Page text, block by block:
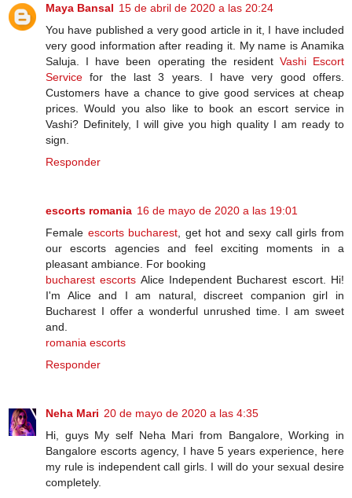
Maya Bansal 15 de abril de 2020 a las 20:24
You have published a very good article in it, I have included
very good information after reading it. My name is Anamika
Saluja. I have been operating the resident Vashi Escort
Service for the last 3 years. I have very good offers.
Customers have a chance to give good services at cheap
prices. Would you also like to book an escort service in
Vashi? Definitely, I will give you high quality I am ready to
sign.
Responder
escorts romania 16 de mayo de 2020 a las 19:01
Female escorts bucharest , get hot and sexy call girls from
our escorts agencies and feel exciting moments in a
pleasant ambiance. For booking
bucharest escorts Alice Independent Bucharest escort. Hi!
I'm Alice and I am natural, discreet companion girl in
Bucharest I offer a wonderful unrushed time. I am sweet
and.
romania escorts
Responder
Neha Mari 20 de mayo de 2020 a las 4:35
Hi, guys My self Neha Mari from Bangalore, Working in
Bangalore escorts agency, I have 5 years experience, here
my rule is independent call girls. I will do your sexual desire
completely.